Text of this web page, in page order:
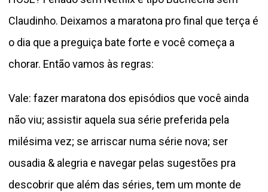
Claudinho. Deixamos a maratona pro final que terça é
o dia que a preguiça bate forte e você começa a
chorar. Então vamos às regras:
Vale: fazer maratona dos episódios que você ainda
não viu; assistir aquela sua série preferida pela
milésima vez; se arriscar numa série nova; ser
ousadia & alegria e navegar pelas sugestões pra
descobrir que além das séries, tem um monte de